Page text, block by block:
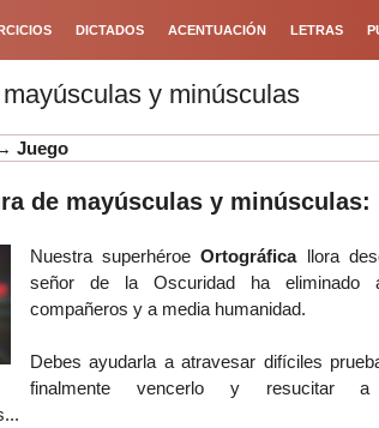
DICTADOS ACENTUACIÓN LETRAS
y minúsculas
Juego
de mayúsculas y minúsculas:
Nuestra superhéroeOrtográficallora
señor de la Oscuridad ha eliminado
compañeros y a media humanidad.
Debes ayudarla a atravesar difíciles
finalmente vencerlo y resucitar